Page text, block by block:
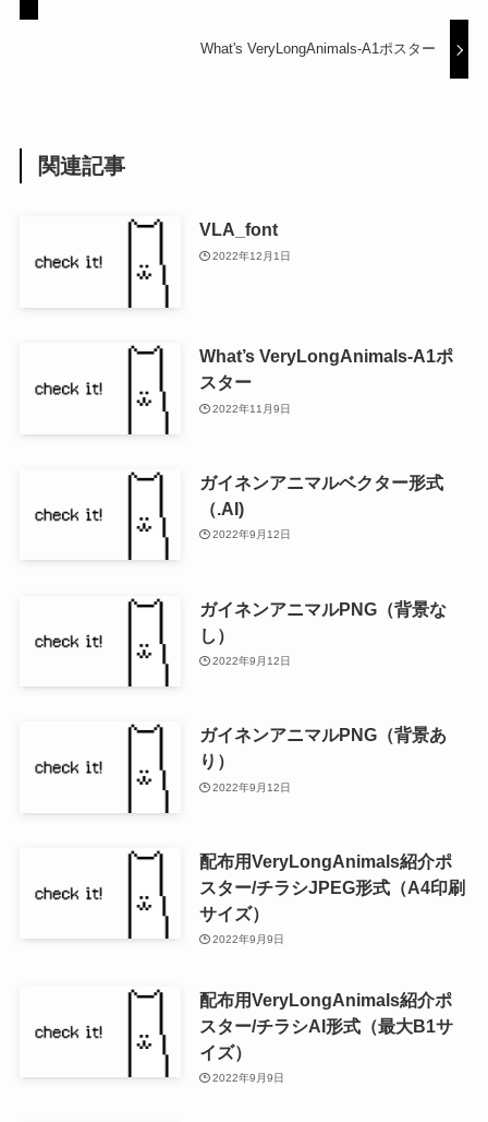
What's VeryLongAnimals-A1ポスター
関連記事
VLA_font
2022年12月1日
What’s VeryLongAnimals-A1ポ
スター
2022年11月9日
ガイネンアニマルベクター形式
（.AI)
2022年9月12日
ガイネンアニマルPNG（背景な
し）
2022年9月12日
ガイネンアニマルPNG（背景あ
り）
2022年9月12日
配布用VeryLongAnimals紹介ポ
スター/チラシJPEG形式（A4印刷
サイズ）
2022年9月9日
配布用VeryLongAnimals紹介ポ
スター/チラシAI形式（最大B1サ
イズ）
2022年9月9日